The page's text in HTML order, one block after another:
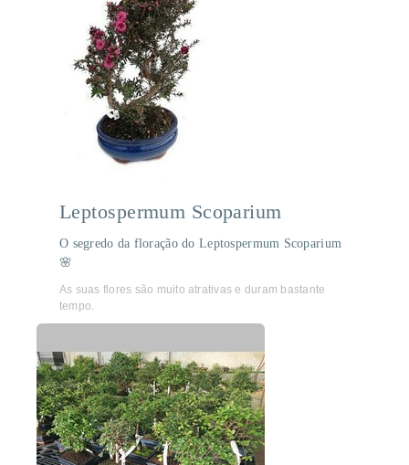
Leptospermum Scoparium
O segredo da floração do Leptospermum Scoparium
🌸
As suas flores são muito atrativas e duram bastante
tempo.